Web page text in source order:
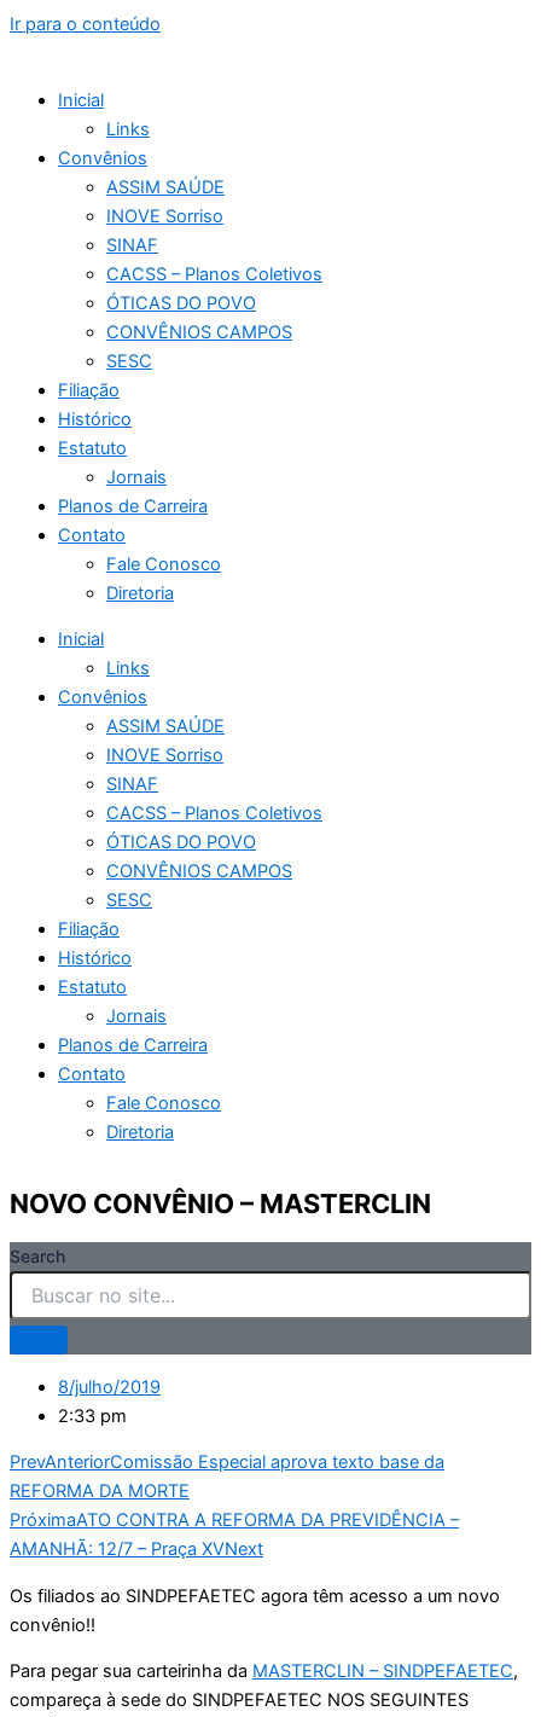
Ir para o conteúdo
Inicial
Links
Convênios
ASSIM SAÚDE
INOVE Sorriso
SINAF
CACSS – Planos Coletivos
ÓTICAS DO POVO
CONVÊNIOS CAMPOS
SESC
Filiação
Histórico
Estatuto
Jornais
Planos de Carreira
Contato
Fale Conosco
Diretoria
Inicial
Links
Convênios
ASSIM SAÚDE
INOVE Sorriso
SINAF
CACSS – Planos Coletivos
ÓTICAS DO POVO
CONVÊNIOS CAMPOS
SESC
Filiação
Histórico
Estatuto
Jornais
Planos de Carreira
Contato
Fale Conosco
Diretoria
NOVO CONVÊNIO – MASTERCLIN
Search
8/julho/2019
2:33 pm
PrevAnteriorComissão Especial aprova texto base da
REFORMA DA MORTE
PróximaATO CONTRA A REFORMA DA PREVIDÊNCIA –
AMANHÃ: 12/7 – Praça XVNext
Os filiados ao SINDPEFAETEC agora têm acesso a um novo
convênio!!
Para pegar sua carteirinha da MASTERCLIN – SINDPEFAETEC,
compareça à sede do SINDPEFAETEC NOS SEGUINTES